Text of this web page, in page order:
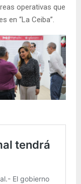
operativas que
en “La Ceiba”.